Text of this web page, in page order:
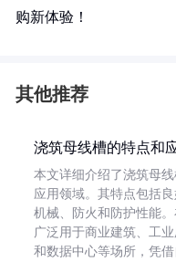
购新体验！
其他推荐
浇筑母线槽的特点和
本文详细介绍了浇筑母
应用领域。其特点包括良
机械、防火和防护性能。
广泛用于商业建筑、工
和数据中心等场所，凭